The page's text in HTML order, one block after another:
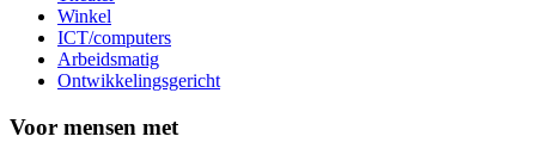
Winkel
ICT/computers
Arbeidsmatig
Ontwikkelingsgericht
Voor mensen met